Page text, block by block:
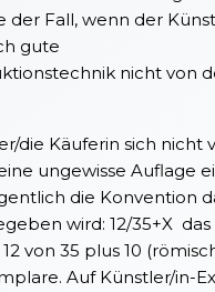
der Fall, wenn der
gute
nicht von
die Käuferin sich nicht
ungewisse Auflage
die Konvention
wird: 12/35+X
von 35 plus 10
Auf Künstler/in-